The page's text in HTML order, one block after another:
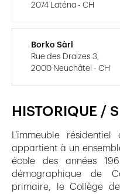
HISTORIQUE /
L’immeuble
appartient à un
école des années
démographique de
primaire, le Collège
2074 Laténa - CH
Borko Sàrl
Rue des Draizes 3,
2000 Neuchâtel - CH